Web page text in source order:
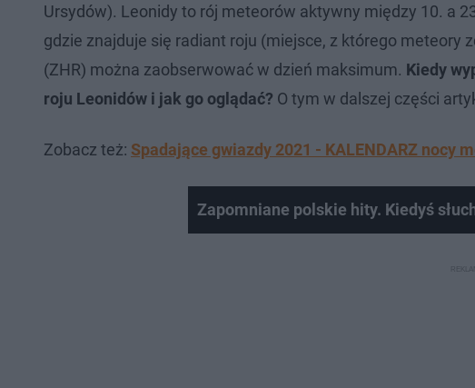
Ursydów). Leonidy to rój meteorów aktywny między 10. a
gdzie znajduje się radiant roju (miejsce, z którego
(ZHR) można zaobserwować w dzień maksimum. Kiedy
roju Leonidów i jak go oglądać? O tym w dalszej części
Zobacz też: Spadające gwiazdy 2021 - KALENDARZ nocy
Zapomniane polskie hity. Kiedyś